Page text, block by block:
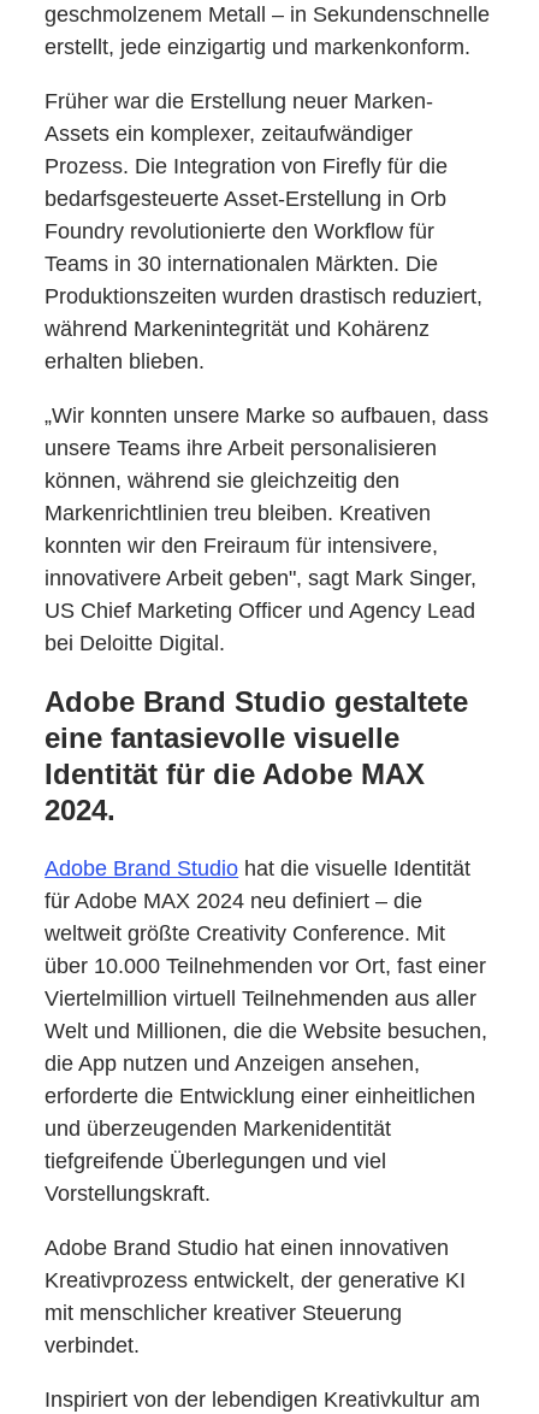
geschmolzenem Metall – in Sekundenschnelle
erstellt, jede einzigartig und markenkonform.
Früher war die Erstellung neuer Marken-
Assets ein komplexer, zeitaufwändiger
Prozess. Die Integration von Firefly für die
bedarfsgesteuerte Asset-Erstellung in Orb
Foundry revolutionierte den Workflow für
Teams in 30 internationalen Märkten. Die
Produktionszeiten wurden drastisch reduziert,
während Markenintegrität und Kohärenz
erhalten blieben.
„Wir konnten unsere Marke so aufbauen, dass
unsere Teams ihre Arbeit personalisieren
können, während sie gleichzeitig den
Markenrichtlinien treu bleiben. Kreativen
konnten wir den Freiraum für intensivere,
innovativere Arbeit geben", sagt Mark Singer,
US Chief Marketing Officer und Agency Lead
bei Deloitte Digital.
Adobe Brand Studio gestaltete
eine fantasievolle visuelle
Identität für die Adobe MAX
2024.
Adobe Brand Studio hat die visuelle Identität
für Adobe MAX 2024 neu definiert – die
weltweit größte Creativity Conference. Mit
über 10.000 Teilnehmenden vor Ort, fast einer
Viertelmillion virtuell Teilnehmenden aus aller
Welt und Millionen, die die Website besuchen,
die App nutzen und Anzeigen ansehen,
erforderte die Entwicklung einer einheitlichen
und überzeugenden Markenidentität
tiefgreifende Überlegungen und viel
Vorstellungskraft.
Adobe Brand Studio hat einen innovativen
Kreativprozess entwickelt, der generative KI
mit menschlicher kreativer Steuerung
verbindet.
Inspiriert von der lebendigen Kreativkultur am